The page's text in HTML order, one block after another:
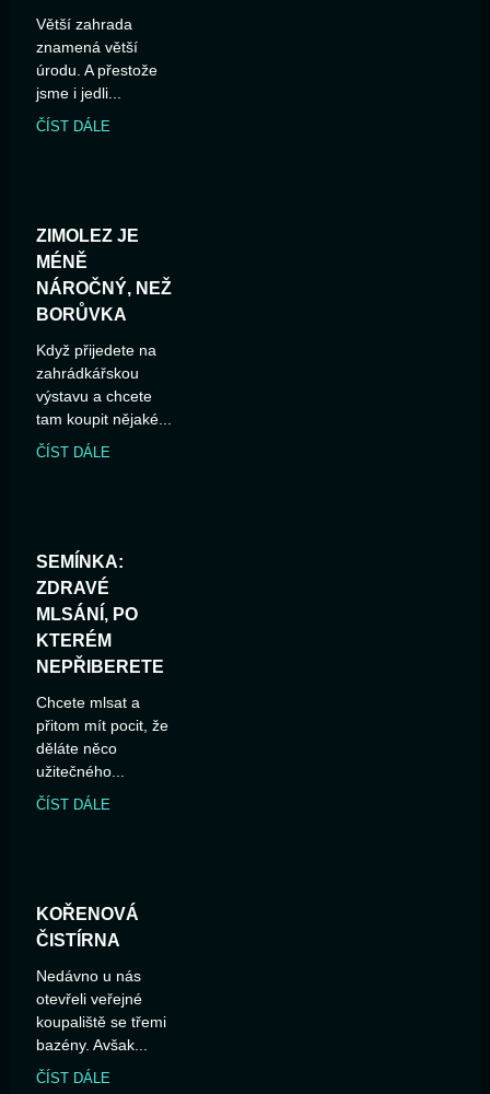
Větší zahrada
znamená větší
úrodu. A přestože
jsme i jedli...
ČÍST DÁLE
ZIMOLEZ JE
MÉNĚ
NÁROČNÝ, NEŽ
BORŮVKA
Když přijedete na
zahrádkářskou
výstavu a chcete
tam koupit nějaké...
ČÍST DÁLE
SEMÍNKA:
ZDRAVÉ
MLSÁNÍ, PO
KTERÉM
NEPŘIBERETE
Chcete mlsat a
přitom mít pocit, že
děláte něco
užitečného...
ČÍST DÁLE
KOŘENOVÁ
ČISTÍRNA
Nedávno u nás
otevřeli veřejné
koupaliště se třemi
bazény. Avšak...
ČÍST DÁLE